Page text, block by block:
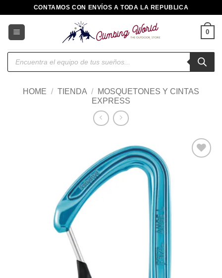
contenido
CONTAMOS CON ENVÍOS A TODA LA REPUBLICA
0
Búsqueda
HOME / TIENDA /
MOSQUETONES Y CINTAS
EXPRESS